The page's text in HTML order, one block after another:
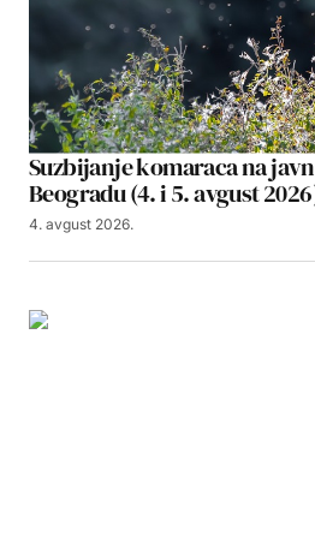
Suzbijanje komaraca na
Beogradu (4. i 5. avgust
4. avgust 2026.